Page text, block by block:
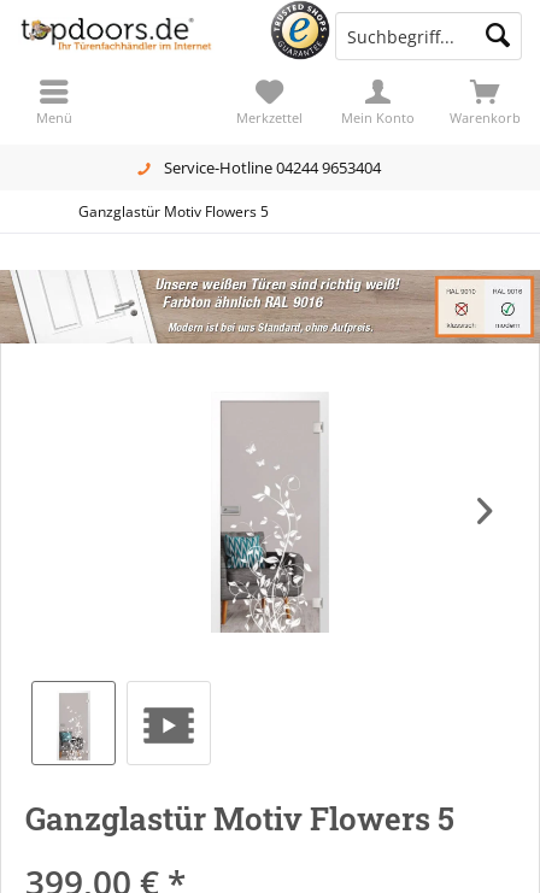
Service-Hotline 04244 9653404
Warenkorb
Merkzettel Mein Konto
Menü
Ganzglastür Motiv Flowers 5
Ganzglastür Motiv Flowers 5
399,00 € *